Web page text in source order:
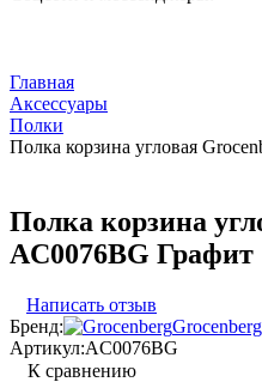
Главная
Аксессуары
Полки
Полка корзина угловая
Полка корзина
AC0076BG Графит
Написать отзыв
Бренд:
Grocenberg
Артикул:AC0076BG
К сравнению